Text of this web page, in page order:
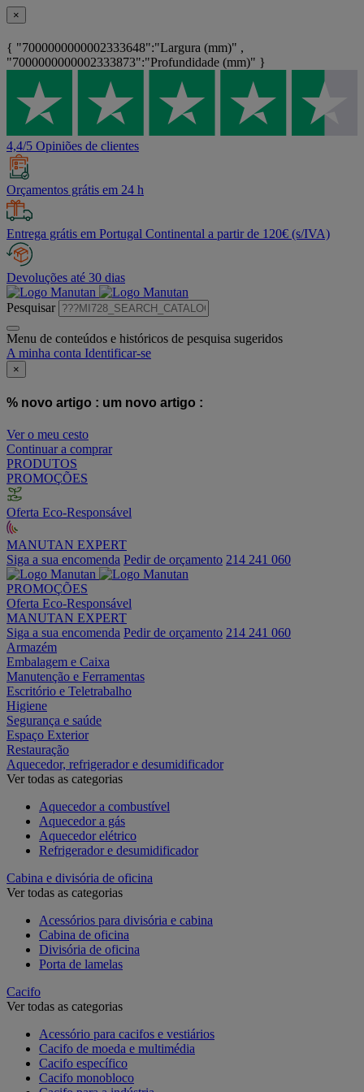
×
{ "7000000000002333648":"Largura (mm)" ,
"7000000000002333873":"Profundidade (mm)" }
4,4/5 Opiniões de clientes
Orçamentos grátis em 24 h
Entrega grátis em Portugal Continental a partir de 120€ (s/IVA)
Devoluções até 30 dias
Pesquisar
Menu de conteúdos e históricos de pesquisa sugeridos
A minha conta Identificar-se
×
% novo artigo : um novo artigo :
Ver o meu cesto
Continuar a comprar
PRODUTOS
PROMOÇÕES
Oferta Eco-Responsável
MANUTAN EXPERT
Siga a sua encomenda Pedir de orçamento 214 241 060
PROMOÇÕES
Oferta Eco-Responsável
MANUTAN EXPERT
Siga a sua encomenda Pedir de orçamento 214 241 060
Armazém
Embalagem e Caixa
Manutenção e Ferramentas
Escritório e Teletrabalho
Higiene
Segurança e saúde
Espaço Exterior
Restauração
Aquecedor, refrigerador e desumidificador
Ver todas as categorias
Aquecedor a combustível
Aquecedor a gás
Aquecedor elétrico
Refrigerador e desumidificador
Cabina e divisória de oficina
Ver todas as categorias
Acessórios para divisória e cabina
Cabina de oficina
Divisória de oficina
Porta de lamelas
Cacifo
Ver todas as categorias
Acessório para cacifos e vestiários
Cacifo de moeda e multimédia
Cacifo específico
Cacifo monobloco